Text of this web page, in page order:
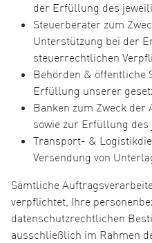
der Erfüllung des
Steuerberater zum
Unterstützung bei der
steuerrechtlichen
Behörden & öffentliche
Erfüllung unserer
Banken zum Zweck der
sowie zur Erfüllung des
Transport- &
Versendung von
Sämtliche
verpflichtet, Ihre
datenschutzrechtlichen
ausschließlich im Rahmen